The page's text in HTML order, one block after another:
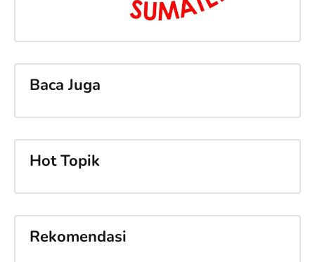
Baca Juga
Hot Topik
Rekomendasi